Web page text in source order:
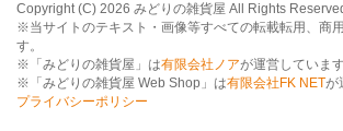
Copyright (C) 2026 みどりの雑貨屋 All Rights
※当サイトのテキスト・画像等すべての転載転用、商
す。
※「みどりの雑貨屋」は有限会社ノアが運営しています
※「みどりの雑貨屋 Web Shop」は有限会社FK NETが
プライバシーポリシー